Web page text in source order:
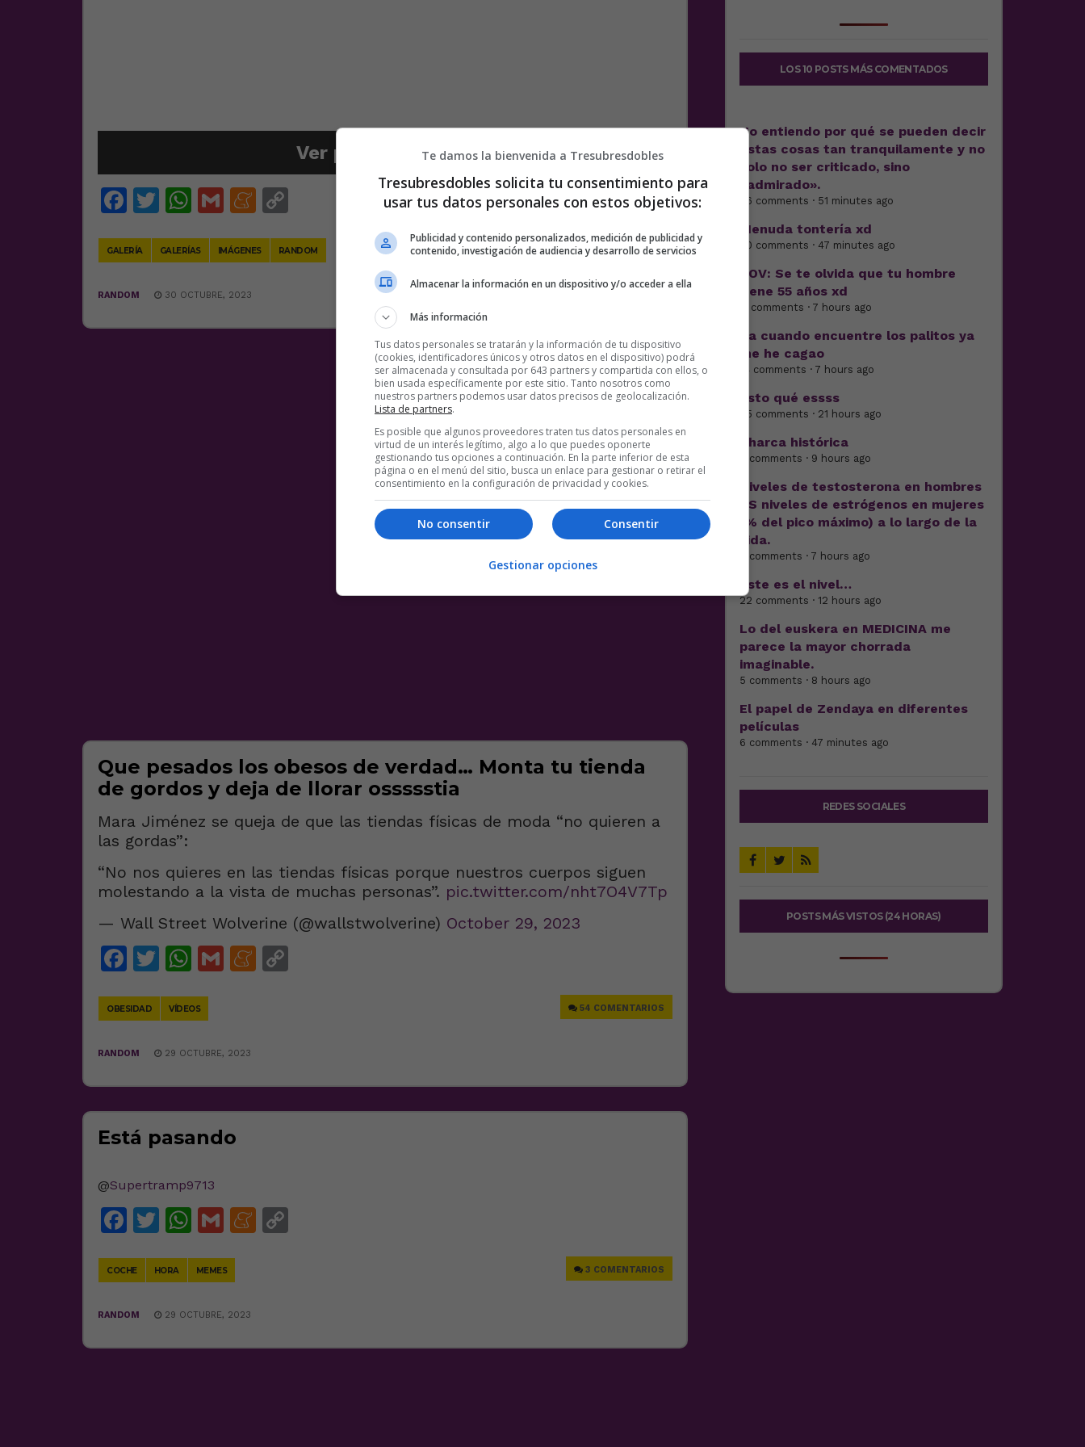
Ver post completo
Facebook
Twitter
WhatsApp
GmailMeneame
GALERÍA GALERÍAS IMÁGENES RANDOM 1 COMENTARIO
RANDOM 30 OCTUBRE, 2023
Que pesados los obesos de verdad… Monta tu tienda
de gordos y deja de llorar ossssstia
Mara Jiménez se queja de que las tiendas físicas de moda “no quieren a
las gordas”:
“No nos quieres en las tiendas físicas porque nuestros cuerpos siguen
molestando a la vista de muchas personas”. pic.twitter.com/nht7O4V7Tp
— Wall Street Wolverine (@wallstwolverine) October 29, 2023
Facebook
Twitter
WhatsApp
GmailMeneame
OBESIDAD VÍDEOS 54 COMENTARIOS
RANDOM 29 OCTUBRE, 2023
Está pasando
@Supertramp9713
Facebook
Twitter
WhatsApp
GmailMeneame
COCHE HORA MEMES 3 COMENTARIOS
RANDOM 29 OCTUBRE, 2023
LOS 10 POSTS MÁS COMENTADOS
No entiendo por qué se pueden decir
estas cosas tan tranquilamente y no
solo no ser criticado, sino
«admirado».
26 comments · 51 minutes ago
Menuda tontería xd
40 comments · 47 minutes ago
POV: Se te olvida que tu hombre
tiene 55 años xd
11 comments · 7 hours ago
Pa cuando encuentre los palitos ya
me he cagao
14 comments · 7 hours ago
Esto qué essss
25 comments · 21 hours ago
Charca histórica
6 comments · 9 hours ago
Niveles de testosterona en hombres
VS niveles de estrógenos en mujeres
(% del pico máximo) a lo largo de la
vida.
6 comments · 7 hours ago
Este es el nivel…
22 comments · 12 hours ago
Lo del euskera en MEDICINA me
parece la mayor chorrada
imaginable.
5 comments · 8 hours ago
El papel de Zendaya en diferentes
películas
6 comments · 47 minutes ago
REDES SOCIALES
POSTS MÁS VISTOS (24 HORAS)
Te damos la bienvenida a Tresubresdobles
Tresubresdobles solicita tu consentimiento para
usar tus datos personales con estos objetivos:
Publicidad y contenido personalizados, medición de publicidad y
contenido, investigación de audiencia y desarrollo de servicios
Almacenar la información en un dispositivo y/o acceder a ella
Más información
Tus datos personales se tratarán y la información de tu dispositivo
(cookies, identificadores únicos y otros datos en el dispositivo) podrá
ser almacenada y consultada por 643 partners y compartida con ellos, o
bien usada específicamente por este sitio. Tanto nosotros como
nuestros partners podemos usar datos precisos de geolocalización.
Lista de partners.
Es posible que algunos proveedores traten tus datos personales en
virtud de un interés legítimo, algo a lo que puedes oponerte
gestionando tus opciones a continuación. En la parte inferior de esta
página o en el menú del sitio, busca un enlace para gestionar o retirar el
consentimiento en la configuración de privacidad y cookies.
Consentir
No consentir
Gestionar opciones